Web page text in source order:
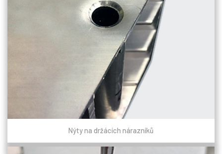
Nýty na držácích nárazníků